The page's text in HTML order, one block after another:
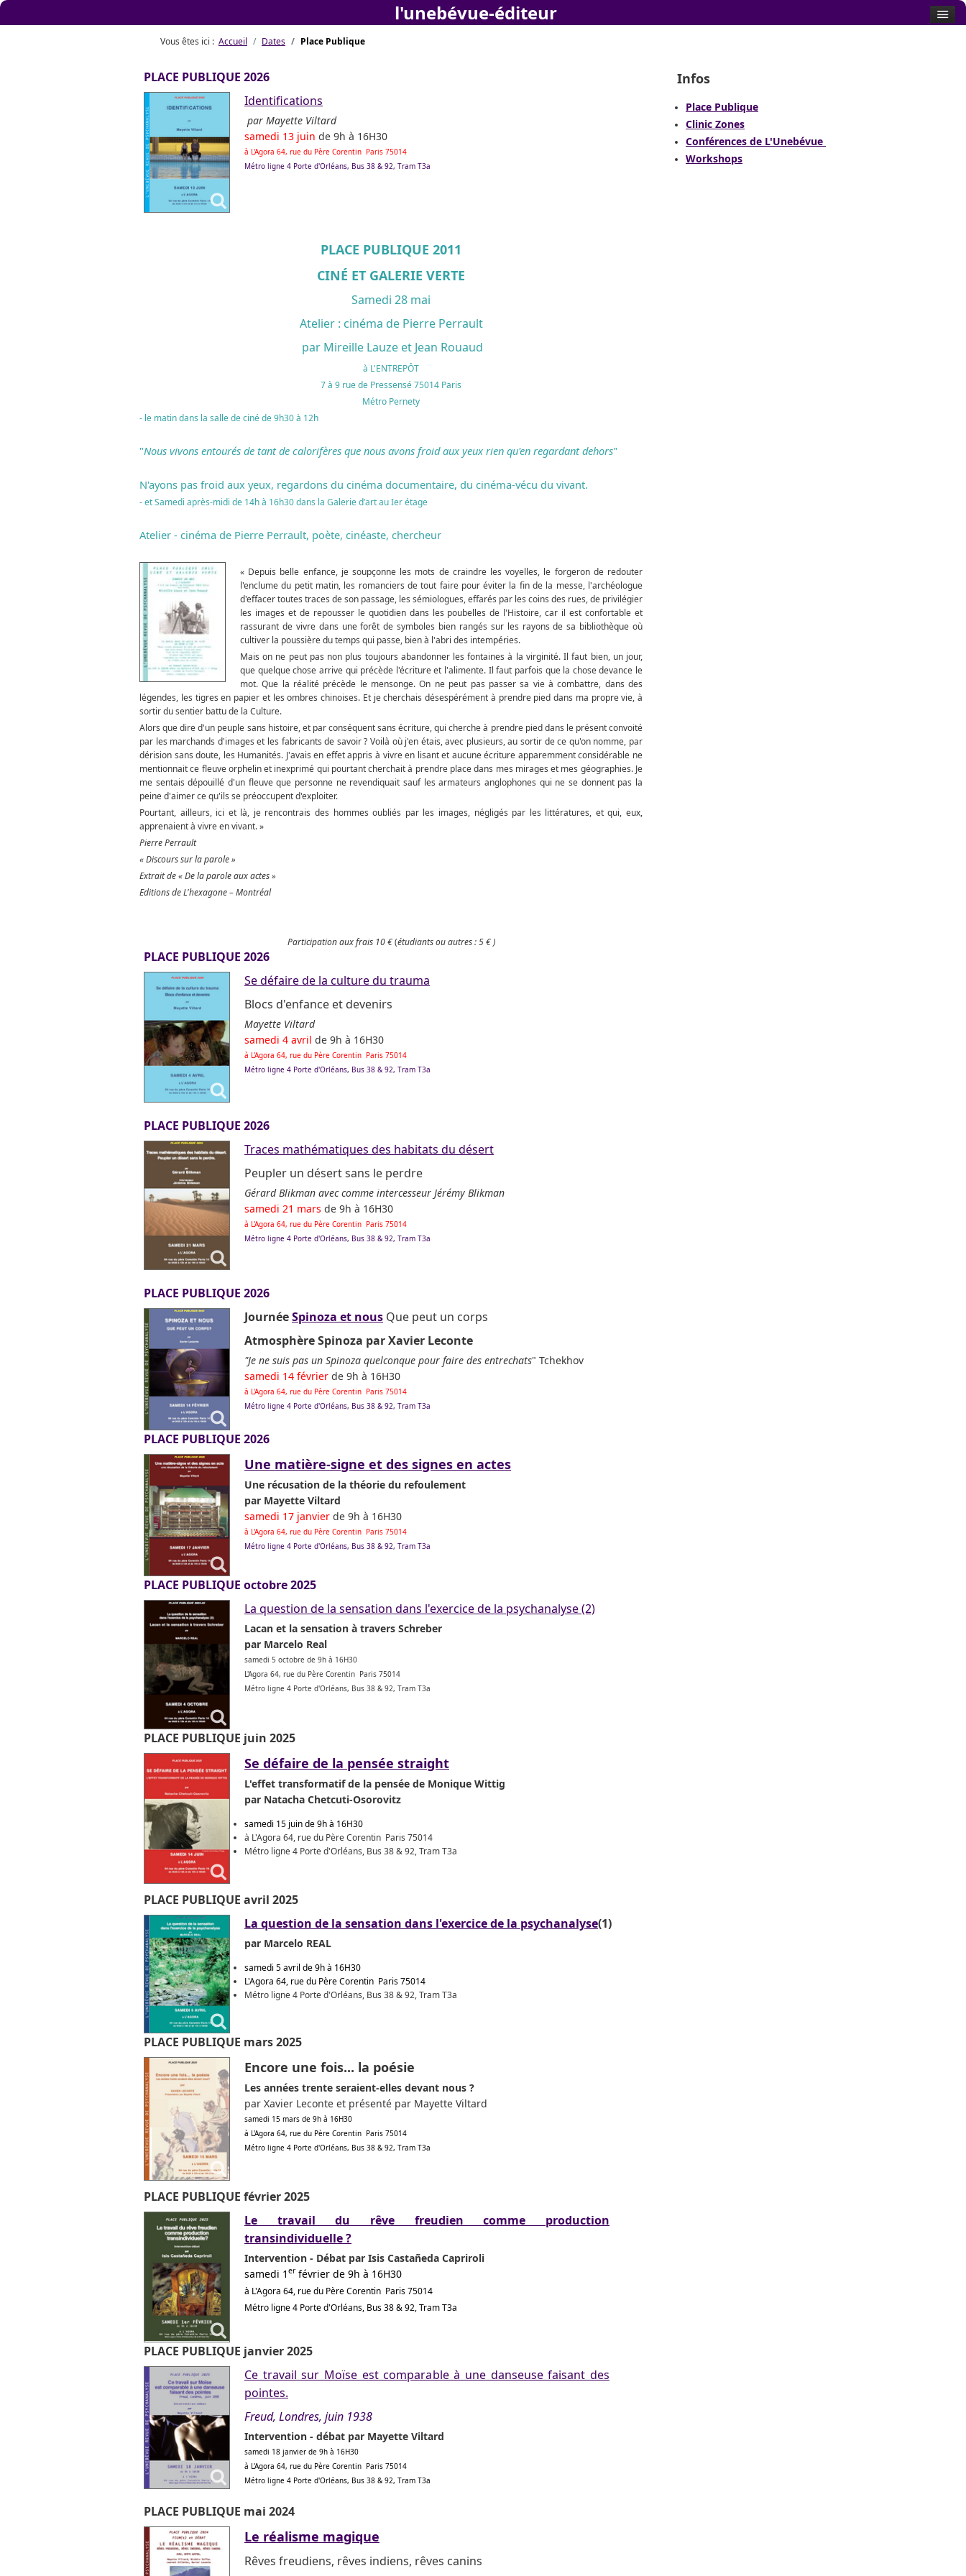
Vous êtes ici : Accueil Dates Place Publique
PLACE PUBLIQUE 2026
Identifications
par Mayette Viltard
samedi 13 juin de 9h à 16H30
à L'Agora 64, rue du Père Corentin Paris 75014
Métro ligne 4 Porte d'Orléans, Bus 38 & 92, Tram T3a
PLACE PUBLIQUE 2011
CINÉ ET GALERIE VERTE
Samedi 28 mai
Atelier : cinéma de Pierre Perrault
par Mireille Lauze et Jean Rouaud
à L'ENTREPÔT
7 à 9 rue de Pressensé 75014 Paris
Métro Pernety
- le matin dans la salle de ciné de 9h30 à 12h
"Nous vivons entourés de tant de calorifères que nous avons froid aux yeux rien qu'en regardant dehors"
N'ayons pas froid aux yeux, regardons du cinéma documentaire, du cinéma-vécu du vivant.
- et Samedi après-midi de 14h à 16h30 dans la Galerie d’art au Ier étage
Atelier - cinéma de Pierre Perrault, poète, cinéaste, chercheur
« Depuis belle enfance, je soupçonne les mots de craindre les voyelles, le forgeron de redouter
l'enclume du petit matin, les romanciers de tout faire pour éviter la fin de la messe, l'archéologue
d'effacer toutes traces de son passage, les sémiologues, effarés par les coins des rues, de privilégier
les images et de repousser le quotidien dans les poubelles de l'Histoire, car il est confortable et
rassurant de vivre dans une forêt de symboles bien rangés sur les rayons de sa bibliothèque où
cultiver la poussière du temps qui passe, bien à l'abri des intempéries.
Mais on ne peut pas non plus toujours abandonner les fontaines à la virginité. Il faut bien, un jour,
que quelque chose arrive qui précède l'écriture et l'alimente. Il faut parfois que la chose devance le
mot. Que la réalité précède le mensonge. On ne peut pas passer sa vie à combattre, dans des
légendes, les tigres en papier et les ombres chinoises. Et je cherchais désespérément à prendre pied dans ma propre vie, à
sortir du sentier battu de la Culture.
Alors que dire d'un peuple sans histoire, et par conséquent sans écriture, qui cherche à prendre pied dans le présent convoité
par les marchands d'images et les fabricants de savoir ? Voilà où j'en étais, avec plusieurs, au sortir de ce qu'on nomme, par
dérision sans doute, les Humanités. J'avais en effet appris à vivre en lisant et aucune écriture apparemment considérable ne
mentionnait ce fleuve orphelin et inexprimé qui pourtant cherchait à prendre place dans mes mirages et mes géographies. Je
me sentais dépouillé d'un fleuve que personne ne revendiquait sauf les armateurs anglophones qui ne se donnent pas la
peine d'aimer ce qu'ils se préoccupent d'exploiter.
Pourtant, ailleurs, ici et là, je rencontrais des hommes oubliés par les images, négligés par les littératures, et qui, eux,
apprenaient à vivre en vivant. »
Pierre Perrault
« Discours sur la parole »
Extrait de « De la parole aux actes »
Editions de L'hexagone – Montréal
Participation aux frais 10€(étudiants ou autres : 5€ )
PLACE PUBLIQUE 2026
Se défaire de la culture du trauma
Blocs d'enfance et devenirs
Mayette Viltard
samedi 4 avril de 9h à 16H30
à L'Agora 64, rue du Père Corentin Paris 75014
Métro ligne 4 Porte d'Orléans, Bus 38 & 92, Tram T3a
PLACE PUBLIQUE 2026
Traces mathématiques des habitats du désert
Peupler un désert sans le perdre
Gérard Blikman avec comme intercesseur Jérémy Blikman
samedi 21 mars de 9h à 16H30
à L'Agora 64, rue du Père Corentin Paris 75014
Métro ligne 4 Porte d'Orléans, Bus 38 & 92, Tram T3a
PLACE PUBLIQUE 2026
JournéeSpinoza et nous Que peut un corps
Atmosphère Spinoza par Xavier Leconte
"Je ne suis pas un Spinoza quelconque pour faire des entrechats" Tchekhov
samedi 14 février de 9h à 16H30
à L'Agora 64, rue du Père Corentin Paris 75014
Métro ligne 4 Porte d'Orléans, Bus 38 & 92, Tram T3a
PLACE PUBLIQUE 2026
Une matière-signe et des signes en actes
Une récusation de la théorie du refoulement
par Mayette Viltard
samedi 17 janvier de 9h à 16H30
à L'Agora 64, rue du Père Corentin Paris 75014
Métro ligne 4 Porte d'Orléans, Bus 38 & 92, Tram T3a
PLACE PUBLIQUE octobre 2025
La question de la sensation dans l'exercice de la psychanalyse (2)
Lacan et la sensation à travers Schreber
par Marcelo Real
samedi 5 octobre de 9h à 16H30
L'Agora 64, rue du Père Corentin Paris 75014
Métro ligne 4 Porte d'Orléans, Bus 38 & 92, Tram T3a
PLACE PUBLIQUE juin 2025
Se défaire de la pensée straight
L'effet transformatif de la pensée de Monique Wittig
par Natacha Chetcuti-Osorovitz
samedi 15 juin de 9h à 16H30
à L'Agora 64, rue du Père Corentin Paris 75014
Métro ligne 4 Porte d'Orléans, Bus 38 & 92, Tram T3a
PLACE PUBLIQUE avril 2025
La question de la sensation dans l'exercice de la psychanalyse(1)
par Marcelo REAL
samedi 5 avril de 9h à 16H30
L'Agora 64, rue du Père Corentin Paris 75014
Métro ligne 4 Porte d'Orléans, Bus 38 & 92, Tram T3a
PLACE PUBLIQUE mars 2025
Encore une fois... la poésie
Les années trente seraient-elles devant nous ?
par Xavier Leconte et présenté par Mayette Viltard
samedi 15 mars de 9h à 16H30
à L'Agora 64, rue du Père Corentin Paris 75014
Métro ligne 4 Porte d'Orléans, Bus 38 & 92, Tram T3a
PLACE PUBLIQUE février 2025
Le travail du rêve freudien comme production
transindividuelle ?
Intervention - Débat par Isis Castañeda Capriroli
samedi 1 erfévrier de 9h à 16H30
à L'Agora 64, rue du Père Corentin Paris 75014
Métro ligne 4 Porte d'Orléans, Bus 38 & 92, Tram T3a
PLACE PUBLIQUE janvier 2025
Ce travail sur Moïse est comparable à une danseuse faisant des
pointes.
Freud, Londres, juin 1938
Intervention - débat par Mayette Viltard
samedi 18 janvier de 9h à 16H30
à L'Agora 64, rue du Père Corentin Paris 75014
Métro ligne 4 Porte d'Orléans, Bus 38 & 92, Tram T3a
PLACE PUBLIQUE mai 2024
Le réalisme magique
Rêves freudiens, rêves indiens, rêves canins
Infos
Place Publique
Clinic Zones
Conférences de L'Unebévue
Workshops
l'unebévue-éditeur